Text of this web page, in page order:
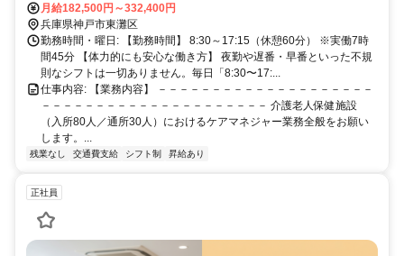
ドセンター駅」より徒歩4分 （主要駅からのアクセス） JR「住吉
駅」から六甲ライナー乗車で約9分 阪神「魚崎駅」から六甲ライナー
乗車で約6分 ※「三ノ宮駅」や「大阪駅」からも30〜40分圏内で、毎
日の通勤もラクラクです！
月給182,500円～332,400円
兵庫県神戸市東灘区
勤務時間・曜日: 【勤務時間】 8:30～17:15（休憩60分） ※実働7時
間45分 【体力的にも安心な働き方】 夜勤や遅番・早番といった不規
則なシフトは一切ありません。毎日「8:30〜17:...
仕事内容: 【業務内容】 －－－－－－－－－－－－－－－－－－－－
－－－－－－－－－－－－－－－－－－－－－ 介護老人保健施設
（入所80人／通所30人）におけるケアマネジャー業務全般をお願い
します。...
残業なし 交通費支給 シフト制 昇給あり
正社員